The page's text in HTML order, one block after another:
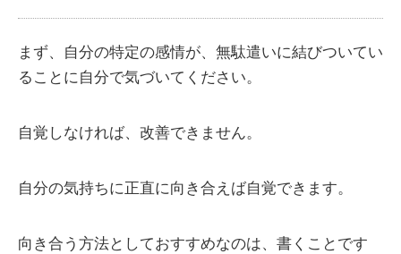
まず、自分の特定の感情が、無駄遣いに結びついてい
ることに自分で気づいてください。
自覚しなければ、改善できません。
自分の気持ちに正直に向き合えば自覚できます。
向き合う方法としておすすめなのは、書くことです